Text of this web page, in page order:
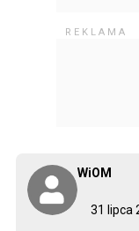
31 lipca
WiOM